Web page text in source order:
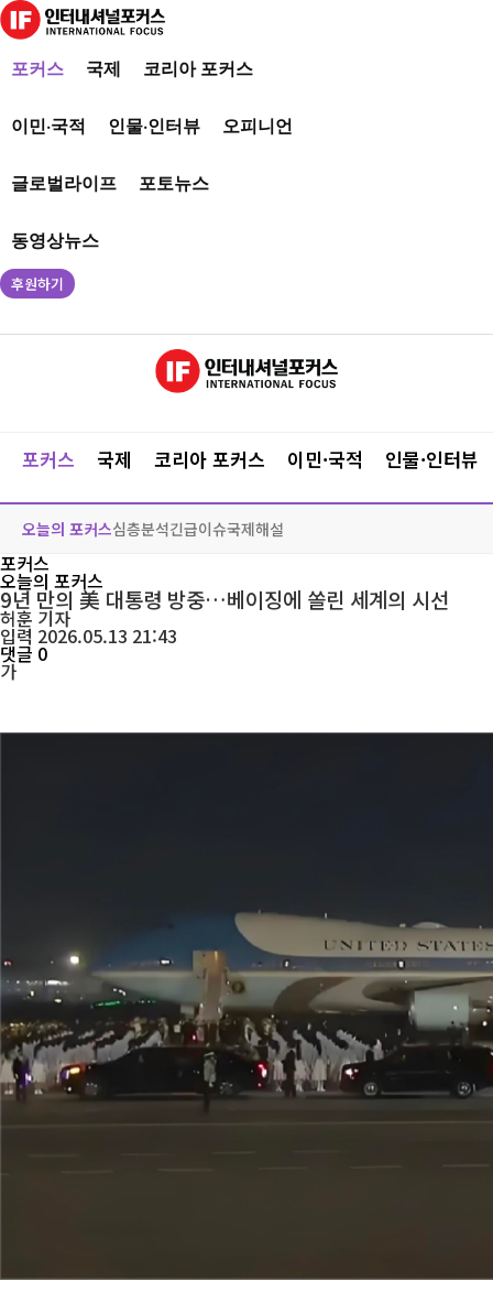
포커스 국제 코리아 포커스
이민·국적 인물·인터뷰 오피니언
글로벌라이프 포토뉴스
동영상뉴스
후원하기
포커스 국제 코리아 포커스 이민·국적 인물·인터뷰
오늘의 포커스심층분석긴급이슈국제해설
포커스
오늘의 포커스
9년 만의 美 대통령 방중…베이징에 쏠린 세계의 시선
허훈 기자
입력 2026.05.13 21:43
댓글 0
가